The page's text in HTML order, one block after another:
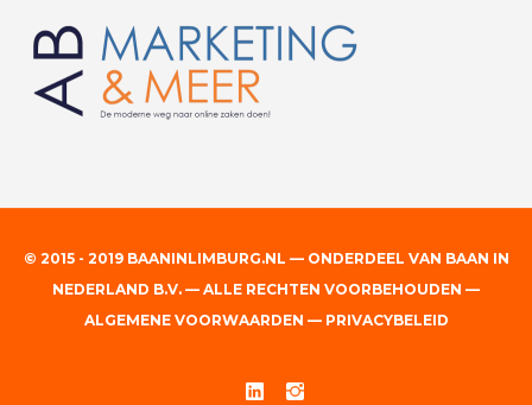
© 2015 - 2019 BAANINLIMBURG.NL — ONDERDEEL VAN BAAN IN
NEDERLAND B.V. — ALLE RECHTEN VOORBEHOUDEN —
ALGEMENE VOORWAARDEN — PRIVACYBELEID
LinkedInstgram